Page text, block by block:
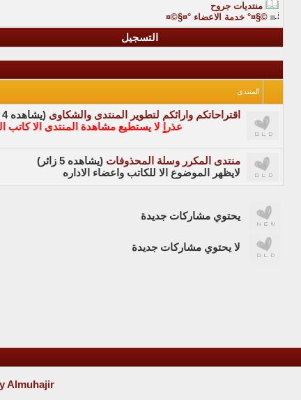
منتديات جروح
©§¤° خدمة الاعضاء °¤§©¤
التسجيل
المنتدى
اقتراحاتكم وارائكم لتطوير المنتدى والشكاوى (يشاهده 4 زائر)
عذراٍ لا يستطيع مشاهدة المنتدى الا كاتب
منتدى المكرر وسلة المحذوفات (يشاهده 5 زائر)
لايظهر الموضوع الا للكاتب واعضاء الاداره
يحتوي مشاركات جديدة
لا يحتوي مشاركات جديدة
Almuhajir